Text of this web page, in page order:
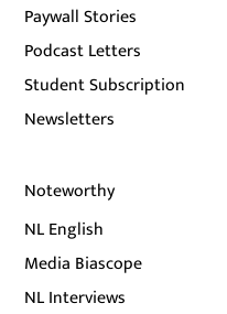
Paywall Stories
Podcast Letters
Student Subscription
Newsletters
Noteworthy
NL English
Media Biascope
NL Interviews